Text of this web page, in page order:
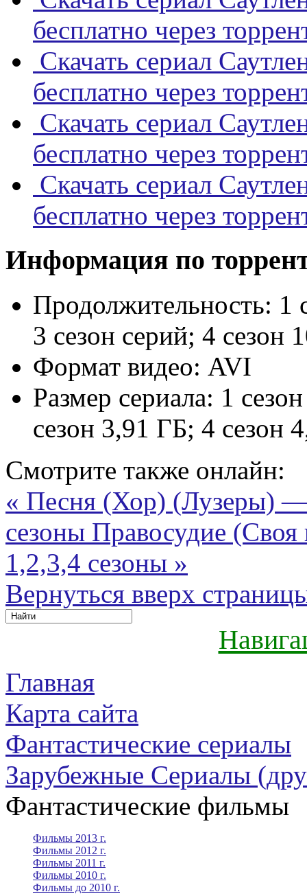
бесплатно через
Скачать сериал
бесплатно через
Скачать сериал
бесплатно через
Скачать сериал
бесплатно через
Информация по
Продолжительность: 1
3 сезон серий; 4 сезон
Формат видео: AVI
Размер сериала: 1
сезон 3,91 ГБ; 4 сезон
Смотрите также онлайн:
« Песня (Хор) (Лузеры)
сезоны Правосудие
1,2,3,4 сезоны »
Вернуться вверх
Главная
Карта сайта
Фантастические сериалы
Зарубежные Сериалы
Фантастические фильмы
Фильмы 2013 г.
Фильмы 2012 г.
Фильмы 2011 г.
Фильмы 2010 г.
Фильмы до 2010 г.